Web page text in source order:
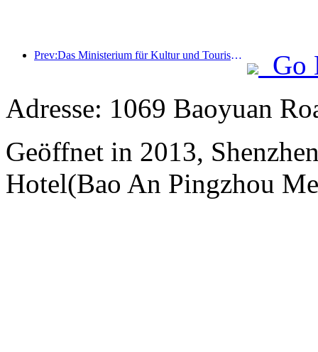
Prev:Das Ministerium für Kultur und Tourismus berichtete, dass im Jahr 2025 16.994 Sehenswürdigkeiten der Kategorie A 7,51 Milliarden Besucher empfangen und Tourismuseinnahmen in Höhe von 554,49 Milliarden Yuan generiert haben.
Go
Adresse: 1069 Baoyuan
Geöffnet in 2013,
Hotel(Bao An Pingzhou